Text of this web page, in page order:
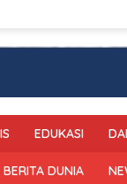
EDUKASI
BERITA DUNIA